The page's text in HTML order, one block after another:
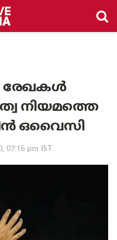
രേഖകൾ
നിയമത്തെ
ഒവൈസി
07:16 pm IST